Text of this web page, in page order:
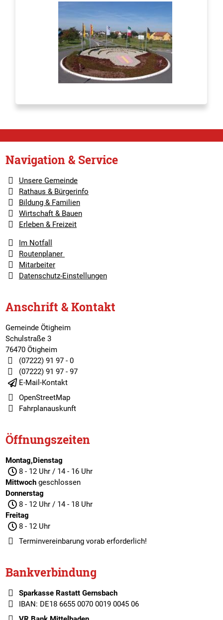
Navigation & Service
Unsere Gemeinde
Rathaus & Bürgerinfo
Bildung & Familien
Wirtschaft & Bauen
Erleben & Freizeit
Im Notfall
Routenplaner
Mitarbeiter
Datenschutz-Einstellungen
Anschrift & Kontakt
Gemeinde Ötigheim
Schulstraße 3
76470 Ötigheim
(07222) 91 97 - 0
(07222) 91 97 - 97
E-Mail-Kontakt
OpenStreetMap
Fahrplanauskunft
Öffnungszeiten
Montag,Dienstag
8 - 12 Uhr / 14 - 16 Uhr
Mittwochgeschlossen
Donnerstag
8 - 12 Uhr / 14 - 18 Uhr
Freitag
8 - 12 Uhr
Terminvereinbarungvorab erforderlich!
Bankverbindung
Sparkasse Rastatt Gernsbach
IBAN: DE18 6655 0070 0019 0045 06